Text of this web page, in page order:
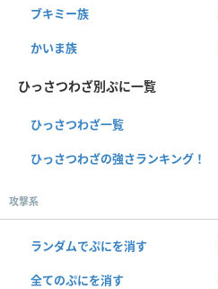
ブキミー族
かいま族
ひっさつわざ別ぷに一覧
ひっさつわざ一覧
ひっさつわざの強さランキング！
攻撃系
ランダムでぷにを消す
全てのぷにを消す